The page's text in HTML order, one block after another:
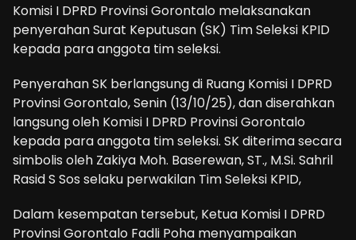
Komisi I DPRD Provinsi Gorontalo melaksanakan
penyerahan Surat Keputusan (SK) Tim Seleksi KPID
kepada para anggota tim seleksi.
Penyerahan SK berlangsung di Ruang Komisi I DPRD
Provinsi Gorontalo, Senin (13/10/25), dan diserahkan
langsung oleh Komisi I DPRD Provinsi Gorontalo
kepada para anggota tim seleksi. SK diterima secara
simbolis oleh Zakiya Moh. Baserewan, ST., M.Si. Sahril
Rasid S Sos selaku perwakilan Tim Seleksi KPID,
Dalam kesempatan tersebut, Ketua Komisi I DPRD
Provinsi Gorontalo Fadli Poha menyampaikan